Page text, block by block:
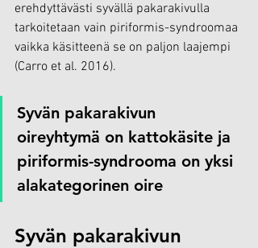
erehdyttävästi syvällä pakarakivulla
tarkoitetaan vain piriformis-syndroomaa
vaikka käsitteenä se on paljon laajempi
(Carro et al. 2016).
Syvän pakarakivun
oireyhtymä on kattokäsite ja
piriformis-syndrooma on yksi
alakategorinen oire
Syvän pakarakivun